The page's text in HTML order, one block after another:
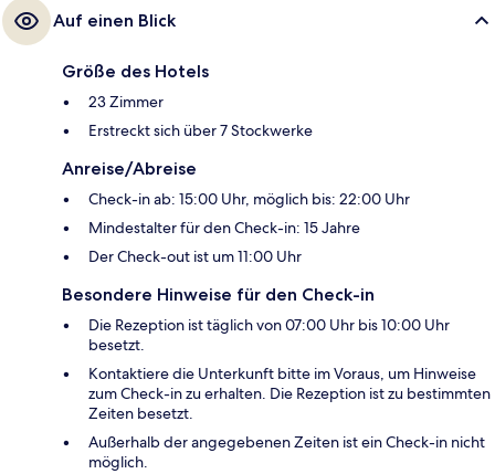
Auf einen Blick
Größe des Hotels
23 Zimmer
Erstreckt sich über 7 Stockwerke
Anreise/Abreise
Check-in ab: 15:00 Uhr, möglich bis: 22:00 Uhr
Mindestalter für den Check-in: 15 Jahre
Der Check-out ist um 11:00 Uhr
Besondere Hinweise für den Check-in
Die Rezeption ist täglich von 07:00 Uhr bis 10:00 Uhr
besetzt.
Kontaktiere die Unterkunft bitte im Voraus, um Hinweise
zum Check-in zu erhalten. Die Rezeption ist zu bestimmten
Zeiten besetzt.
Außerhalb der angegebenen Zeiten ist ein Check-in nicht
möglich.